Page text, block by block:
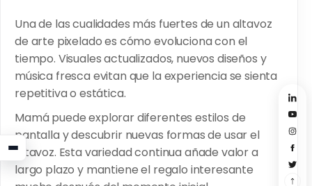
Una de las cualidades más fuertes de un altavoz
de arte pixelado es cómo evoluciona con el
tiempo. Visuales actualizados, nuevos diseños y
música fresca evitan que la experiencia se sienta
repetitiva o estática.
Mamá puede explorar diferentes estilos de
pantalla y descubrir nuevas formas de usar el
altavoz. Esta variedad continua añade valor a
largo plazo y mantiene el regalo interesante